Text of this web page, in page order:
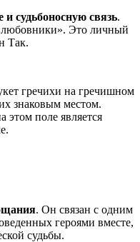
судьбоносную связь.
Это личный
Так.
гречихи на гречишном
знаковым местом.
этом поле является
. Он связан с одним
героями вместе,
судьбы.